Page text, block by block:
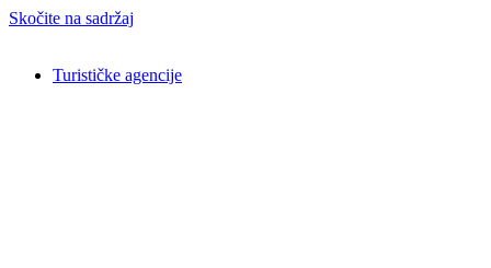
Skočite na sadržaj
Turističke agencije